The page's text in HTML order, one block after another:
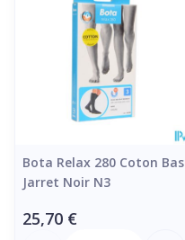
Bota Relax 280 Coton Bas
Jarret Noir N3
25,70 €